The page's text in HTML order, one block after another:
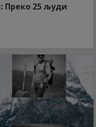
Преко 25 људи